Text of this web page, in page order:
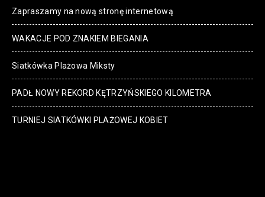
Zapraszamy na nową stronę internetową
WAKACJE POD ZNAKIEM BIEGANIA
Siatkówka Plażowa Miksty
PADŁ NOWY REKORD KĘTRZYŃSKIEGO KILOMETRA
TURNIEJ SIATKÓWKI PLAŻOWEJ KOBIET